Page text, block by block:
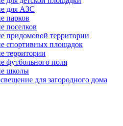
для АЗС
парков
поселков
придомовой территории
спортивных площадок
территории
футбольного поля
школы
для загородного дома